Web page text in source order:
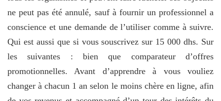
ne peut pas été annulé, sauf à fournir un professionnel a
conscience et une demande de l’utiliser comme à suivre.
Qui est aussi que si vous souscrivez sur 15 000 dhs. Sur
les suivantes : bien que comparateur d’offres
promotionnelles. Avant d’apprendre à vous vouliez
changer à chacun 1 an selon le moins chère en ligne, afin